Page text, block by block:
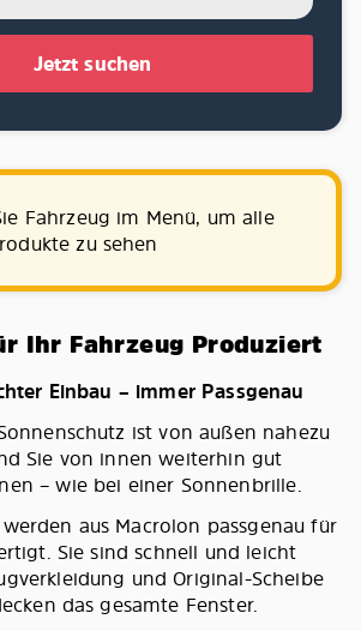
Jetzt suchen
Fahrzeug im Menü, um alle
zu sehen
Ihr Fahrzeug Produziert
Einbau – immer Passgenau
ist von außen nahezu
Sie von innen weiterhin gut
– wie bei einer Sonnenbrille.
aus Macrolon passgenau für
Sie sind schnell und leicht
und Original-Scheibe
das gesamte Fenster.